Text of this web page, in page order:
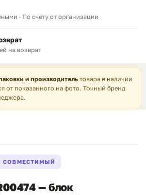
· По счёту от организации
на возврат
и производитель товара в наличии
от показанного на фото. Точный бренд
СОВМЕСТИМЫЙ
— блок